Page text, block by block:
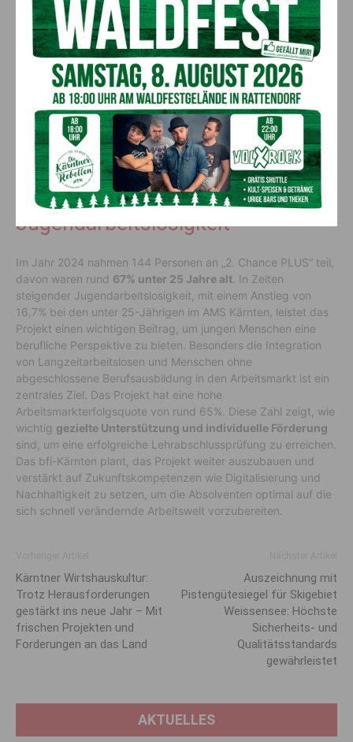
Nicole Mera (Absolventin des Projektes 2. Chance PLUS), Gottfried
Pototschnig (Geschäftsführer bfi-Kärnten) und Peter Wedenig
(Landesgeschäftsführer AMS Kärnten). (c) Marketing bfi-Kärnten
Wichtiger Beitrag zur
Bekämpfung der
Jugendarbeitslosigkeit
Im Jahr 2024 nahmen 144 Personen an „2. Chance PLUS“ teil,
davon waren rund 67% unter 25 Jahre alt . In Zeiten
steigender Jugendarbeitslosigkeit, mit einem Anstieg von
16,7% bei den unter 25-Jährigen im AMS Kärnten, leistet das
Projekt einen wichtigen Beitrag, um jungen Menschen eine
berufliche Perspektive zu bieten. Besonders die Integration
von Langzeitarbeitslosen und Menschen ohne
abgeschlossene Berufsausbildung in den Arbeitsmarkt ist ein
zentrales Ziel. Das Projekt hat eine hohe
Arbeitsmarkterfolgsquote von rund 65%. Diese Zahl zeigt, wie
wichtig gezielte Unterstützung und individuelle Förderung
sind, um eine erfolgreiche Lehrabschlussprüfung zu erreichen.
Das bfi-Kärnten plant, das Projekt weiter auszubauen und
verstärkt auf Zukunftskompetenzen wie Digitalisierung und
Nachhaltigkeit zu setzen, um die Absolventen optimal auf die
sich schnell verändernde Arbeitswelt vorzubereiten.
Kärntner Wirtshauskultur:
Trotz Herausforderungen
gestärkt ins neue Jahr – Mit
frischen Projekten und
Forderungen an das Land
Auszeichnung mit
Pistengütesiegel für Skigebiet
Weissensee: Höchste
Sicherheits- und
Qualitätsstandards
gewährleistet
AKTUELLES